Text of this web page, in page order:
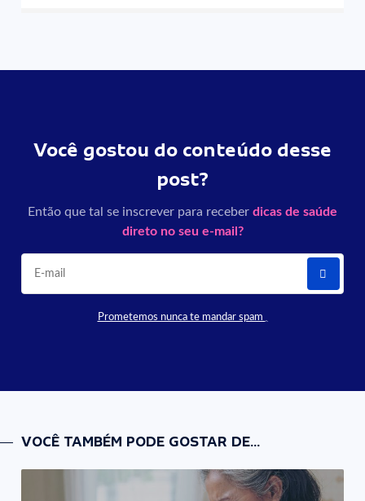
Você gostou do conteúdo desse
post?
Então que tal se inscrever para receber dicas de saúde
direto no seu e-mail?
Prometemos nunca te mandar spam
VOCÊ TAMBÉM PODE GOSTAR DE...